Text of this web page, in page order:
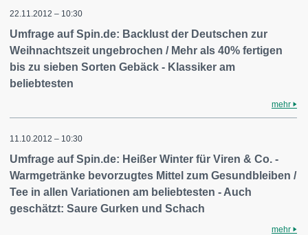
22.11.2012 – 10:30
Umfrage auf Spin.de: Backlust der Deutschen zur
Weihnachtszeit ungebrochen / Mehr als 40% fertigen
bis zu sieben Sorten Gebäck - Klassiker am
beliebtesten
mehr
11.10.2012 – 10:30
Umfrage auf Spin.de: Heißer Winter für Viren & Co. -
Warmgetränke bevorzugtes Mittel zum Gesundbleiben /
Tee in allen Variationen am beliebtesten - Auch
geschätzt: Saure Gurken und Schach
mehr